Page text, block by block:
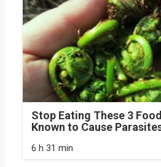
Stop Eating These 3
Known to Cause
6 h 31 min